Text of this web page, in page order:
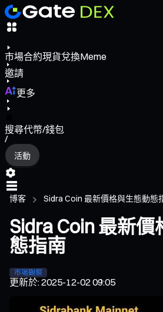
市場合約現貨兌換Meme
邀請
更多
搜尋代幣/錢包
/
活動
博客 Sidra Coin 最新價格與生態動態
Sidra Coin 最新價
態指南
市場觀察
更新於:2025-12-02 09:05